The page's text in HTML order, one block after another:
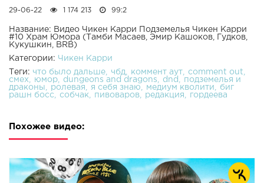
29-06-22 1 174 213 99:2
Название: Видео Чикен Карри Подземелья Чикен Карри
#10 Храм Юмора (Тамби Масаев, Эмир Кашоков, Гудков,
Кукушкин, BRB)
Категории: Чикен Карри
Теги: что было дальше чбд коммент аут
comment out
смех
юмор dungeons and dragons dnd
подземелья и
драконы
ролевая я себя знаю медиум кволити
биг
рашн босс
собчак пивоваров редакция гордеева
Похожее видео: